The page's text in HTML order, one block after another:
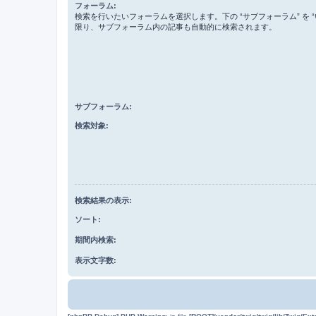
フォーラム:
検索を行いたいフォーラムを選択します。下の “サブフォーラム” を
限り、サブフォーラム内の記事も自動的に検索されます。
サブフォーラム:
検索対象:
検索結果の表示:
ソート:
期間内検索:
表示文字数: